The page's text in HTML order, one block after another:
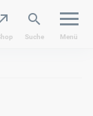
Suche Menü